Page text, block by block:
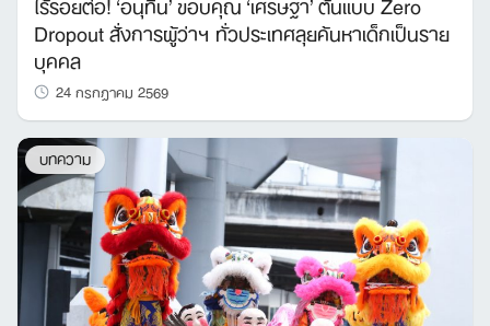
Dropout สั่งการผู้ว่าฯ ทั่วประเทศลุยค้นหาเด็กเป็นราย
บุคคล
24 กรกฎาคม 2569
บทความ